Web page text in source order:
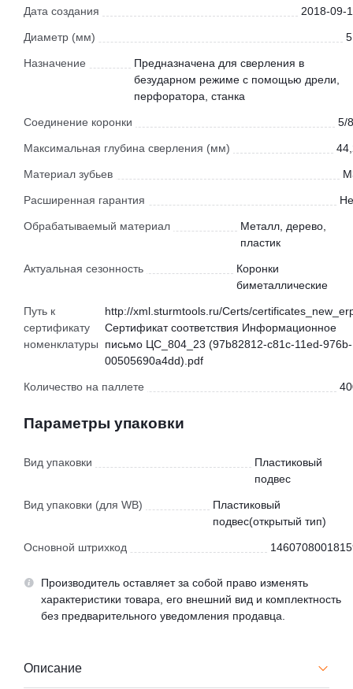
Дата создания 2018-09-
Диаметр (мм)
Назначение
Предназначена для сверления в
безударном режиме с помощью дрели,
перфоратора, станка
Соединение коронки 5/
Максимальная глубина сверления (мм)
Материал зубьев
Расширенная гарантия
Обрабатываемый материал
Металл, дерево,
пластик
Актуальная сезонность
Коронки
биметаллические
Путь к
сертификату
номенклатуры
http://xml.sturmtools.ru/Certs/
Сертификат соответствия Информационное
письмо ЦС_804_23 (97b82812-c81c-11ed-976b-
00505690a4dd).pdf
Количество на паллете
Параметры упаковки
Вид упаковки
Пластиковый
подвес
Вид упаковки (для WB)
Пластиковый
подвес(открытый тип)
Основной штрихкод
Производитель оставляет за собой право изменять
характеристики товара, его внешний вид и комплектность
без предварительного уведомления продавца.
Описание